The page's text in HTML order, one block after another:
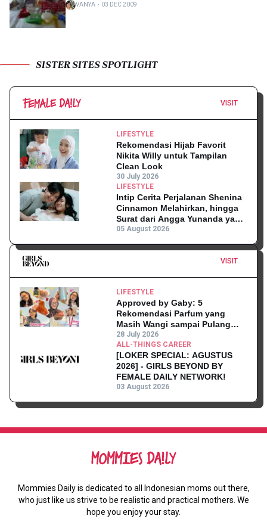
VANYA ・ 03 DEC 2009
SISTER SITES SPOTLIGHT
VISIT
LIFESTYLE
Rekomendasi Hijab Favorit
Nikita Willy untuk Tampilan
Clean Look
30 July 2026
LIFESTYLE
Intip Cerita Perjalanan Shenina
Cinnamon Melahirkan, hingga
Surat dari Angga Yunanda yang
Mengharukan!
05 August 2026
VISIT
LIFESTYLE
Approved by Gaby: 5
Rekomendasi Parfum yang
Masih Wangi sampai Pulang
Kantor
28 July 2026
ALL-THINGS CAREER
[LOKER SPECIAL: AGUSTUS
2026] - GIRLS BEYOND BY
FEMALE DAILY NETWORK!
03 August 2026
Mommies Daily is dedicated to all Indonesian moms out there,
who just like us strive to be realistic and practical mothers. We
hope you enjoy your stay.